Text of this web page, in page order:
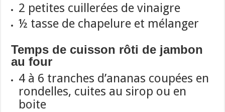
2 petites cuillerées de vinaigre
½ tasse de chapelure et mélanger
Temps de cuisson rôti de jambon
au four
4 à 6 tranches d’ananas coupées en
rondelles, cuites au sirop ou en
boite